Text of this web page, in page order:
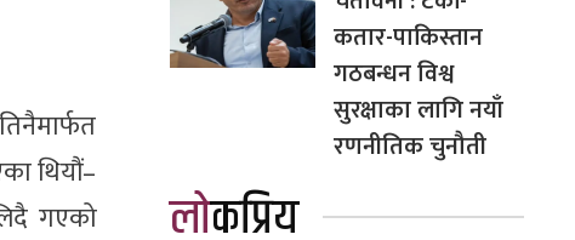
थियौं–
गएको
कतार-पाकिस्तान
गठबन्धन विश्व
सुरक्षाका लागि नयाँ
रणनीतिक चुनौती
लोकप्रिय